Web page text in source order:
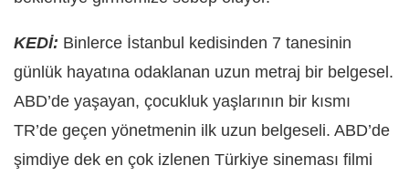
KEDİ: Binlerce İstanbul kedisinden 7 tanesinin
günlük hayatına odaklanan uzun metraj bir belgesel.
ABD’de yaşayan, çocukluk yaşlarının bir kısmı
TR’de geçen yönetmenin ilk uzun belgeseli. ABD’de
şimdiye dek en çok izlenen Türkiye sineması filmi